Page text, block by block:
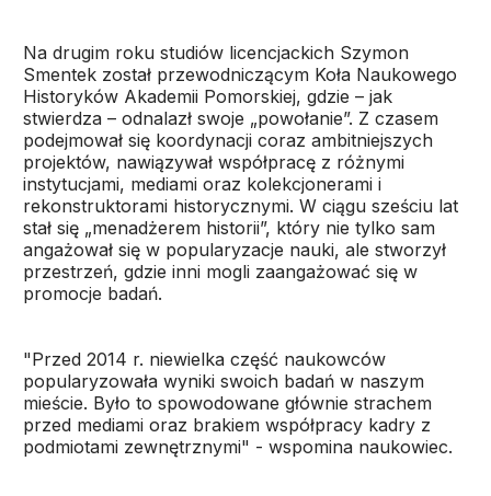
Na drugim roku studiów licencjackich Szymon
Smentek został przewodniczącym Koła Naukowego
Historyków Akademii Pomorskiej, gdzie – jak
stwierdza – odnalazł swoje „powołanie”. Z czasem
podejmował się koordynacji coraz ambitniejszych
projektów, nawiązywał współpracę z różnymi
instytucjami, mediami oraz kolekcjonerami i
rekonstruktorami historycznymi. W ciągu sześciu lat
stał się „menadżerem historii”, który nie tylko sam
angażował się w popularyzacje nauki, ale stworzył
przestrzeń, gdzie inni mogli zaangażować się w
promocje badań.
"Przed 2014 r. niewielka część naukowców
popularyzowała wyniki swoich badań w naszym
mieście. Było to spowodowane głównie strachem
przed mediami oraz brakiem współpracy kadry z
podmiotami zewnętrznymi" - wspomina naukowiec.